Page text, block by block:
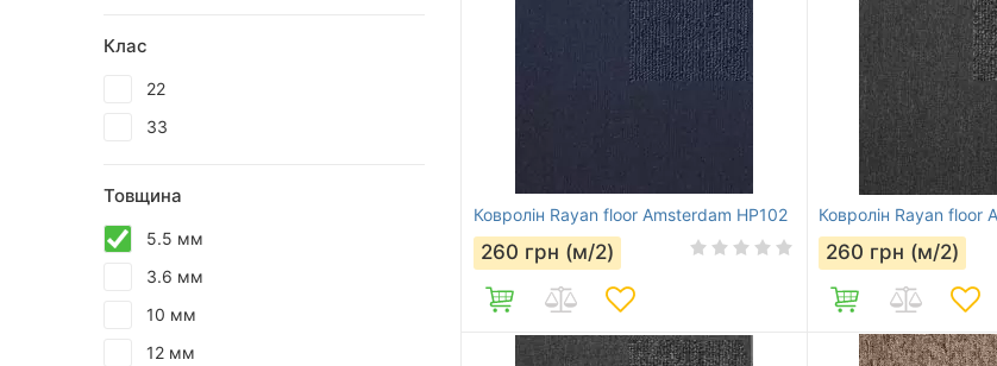
Клас
22
33
Товщина
5.5 мм
3.6 мм
10 мм
12 мм
Ковролін Rayan floor Amsterdam HP102
260 грн (м/2)
Ковролін Rayan floor
260 грн (м/2)